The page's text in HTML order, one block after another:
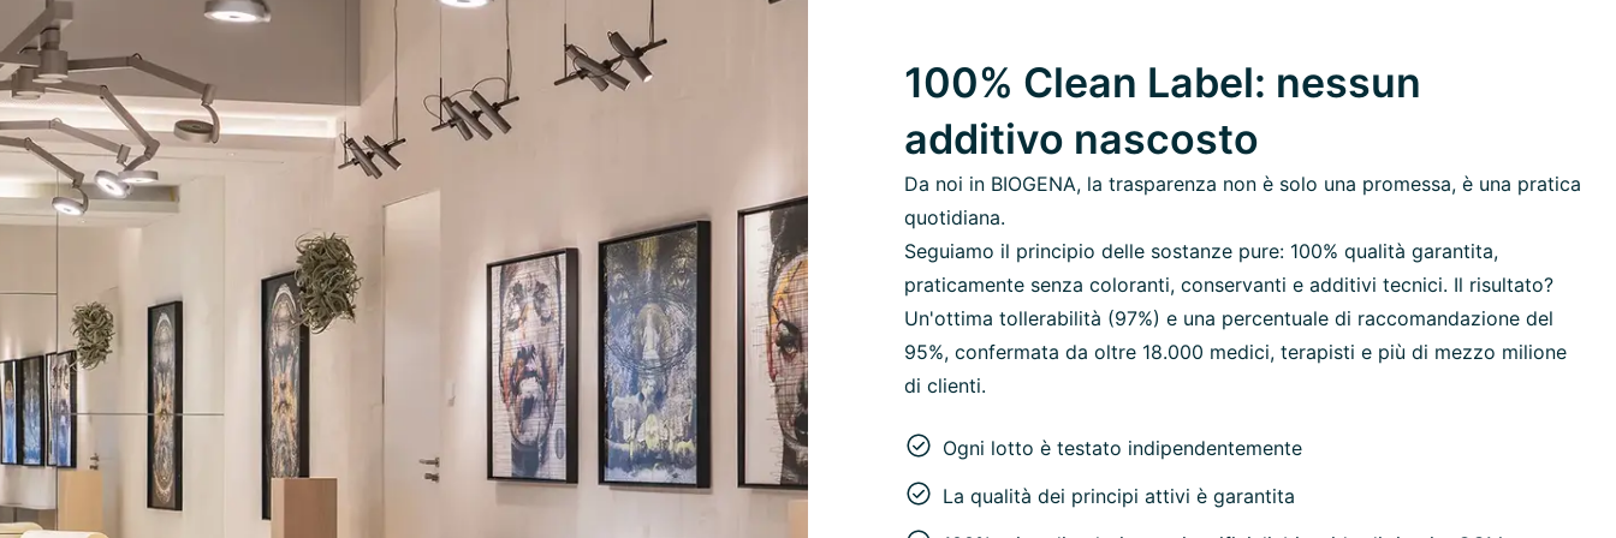
100% Clean Label: nessun
additivo nascosto
Da noi in BIOGENA, la trasparenza non è solo una promessa, è una pratica
quotidiana.
Seguiamo il principio delle sostanze pure: 100% qualità garantita,
praticamente senza coloranti, conservanti e additivi tecnici. Il risultato?
Un'ottima tollerabilità (97%) e una percentuale di raccomandazione del
95%, confermata da oltre 18.000 medici, terapisti e più di mezzo milione
di clienti.
Ogni lotto è testato indipendentemente
La qualità dei principi attivi è garantita